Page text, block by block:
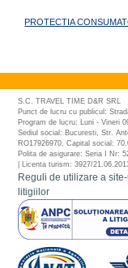
PROTECTIA
S.C. TRAVEL TIME D&R SRL
Punct de lucru cu publicul:
Program de lucru: Luni - Vineri
Sediul social: Bucuresti, Str.
RO17926970, Capital social:
Polita de asigurare: Seria I Nr:
| Licenta turism: 3927/
Reguli de utilizare a
litigiilor